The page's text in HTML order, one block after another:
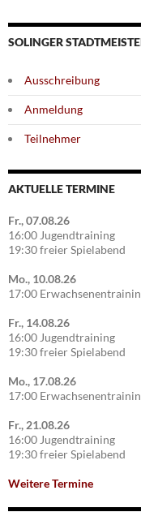
SOLINGER
Ausschreibung
Anmeldung
Teilnehmer
AKTUELLE TERMINE
Fr., 07.08.26
16:00 Jugendtraining
19:30 freier Spielabend
Mo., 10.08.26
17:00
Fr., 14.08.26
16:00 Jugendtraining
19:30 freier Spielabend
Mo., 17.08.26
17:00
Fr., 21.08.26
16:00 Jugendtraining
19:30 freier Spielabend
Weitere Termine